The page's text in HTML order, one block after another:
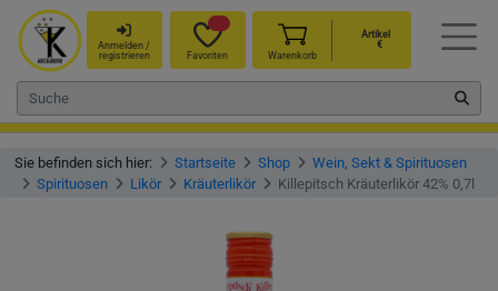
Anmelden /
registrieren
Favoriten Warenkorb
Artikel
€
Sie befinden sich hier: Startseite Shop
Wein, Sekt & Spirituosen
Spirituosen
Likör Kräuterlikör Killepitsch Kräuterlikör 42% 0,7l